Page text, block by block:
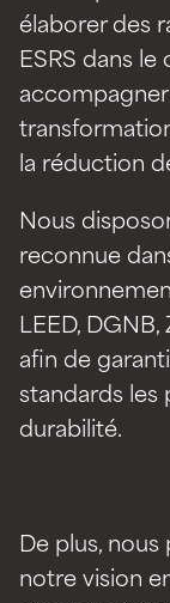
élaborer des
ESRS dans le
accompagner
la réduction
Nous
reconnue
LEED,
afin de
standards les
durabilité.
De plus,
notre vision